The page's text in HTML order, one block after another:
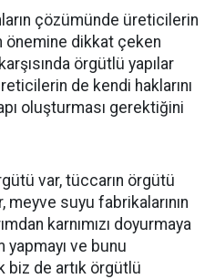
çözümünde üreticilerin
dikkat çeken
örgütlü yapılar
de kendi haklarını
oluşturması gerektiğini
var, tüccarın örgütü
meyve suyu fabrikalarının
karnımızı doyurmaya
ve bunu
biz de artık örgütlü